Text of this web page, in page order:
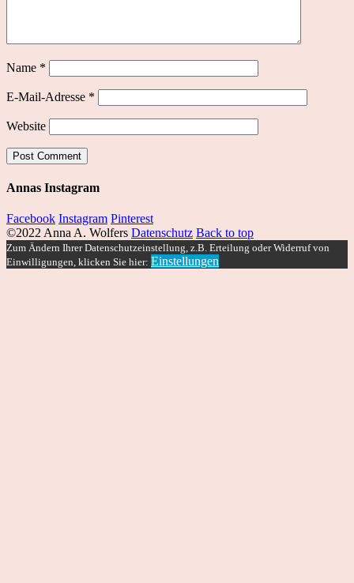
Name *
E-Mail-Adresse *
Website
Annas Instagram
Facebook Instagram Pinterest
©2022 Anna A. Wolfers Datenschutz Back to top
Zum Ändern Ihrer Datenschutzeinstellung, z.B. Erteilung oder Widerruf von
Einwilligungen, klicken Sie hier: Einstellungen